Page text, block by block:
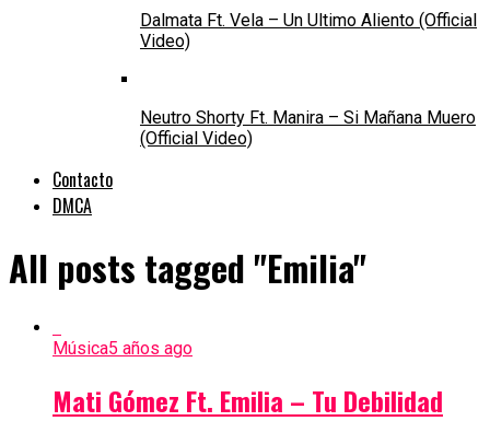
Dalmata Ft. Vela – Un Ultimo Aliento (Official
Video)
Neutro Shorty Ft. Manira – Si Mañana Muero
(Official Video)
Contacto
DMCA
All posts tagged "Emilia"
Música5 años ago
Mati Gómez Ft. Emilia – Tu Debilidad